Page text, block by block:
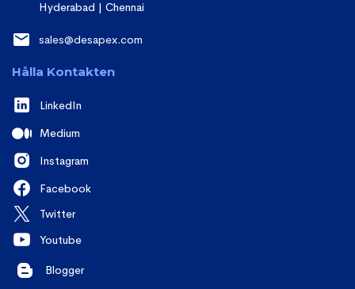
Hyderabad | Chennai
sales@desapex.com
Hålla Kontakten
LinkedIn
Medium
Instagram
Facebook
Twitter
Youtube
Blogger